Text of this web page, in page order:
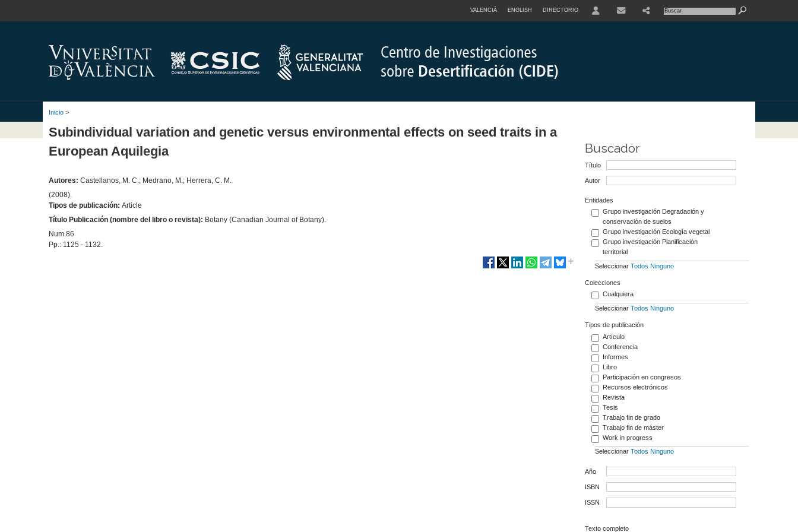
VALENCIÀ ENGLISH DIRECTORIO
Inicio >
Subindividual variation and genetic versus environmental effects on seed traits in a
European Aquilegia
Autores: Castellanos, M. C.; Medrano, M.; Herrera, C. M.
(2008).
Tipos de publicación: Article
Título Publicación (nombre del libro o revista): Botany (Canadian Journal of Botany).
Num.86
Pp.: 1125 - 1132.
Buscador
Título
Autor
Entidades
Grupo investigación Degradación y
conservación de suelos
Grupo investigación Ecología vegetal
Grupo investigación Planificación
territorial
Seleccionar Todos Ninguno
Colecciones
Cualquiera
Seleccionar Todos Ninguno
Tipos de publicación
Artículo
Conferencia
Informes
Libro
Participación en congresos
Recursos electrónicos
Revista
Tesis
Trabajo fin de grado
Trabajo fin de máster
Work in progress
Seleccionar Todos Ninguno
Año
ISBN
ISSN
Texto completo